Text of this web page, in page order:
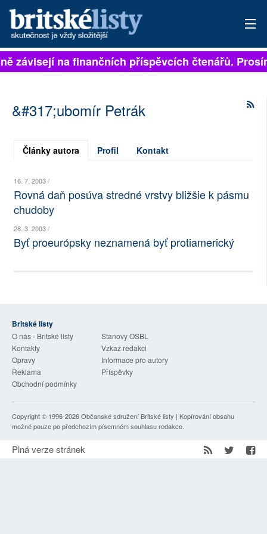
PŘIHLÁSIT
ARCHIV
ROZHOVORY
NEJČTENĚJŠÍ ZA 7 DNÍ
AUTOŘI
PLNÁ VERZE STRÁNEK
závisejí na finančních příspěvcích čtenářů.
&#317;ubomír Petrák
Články autora Profil Kontakt
16. 7. 2003 /
Rovná daň posúva stredné vrstvy bližšie k pásmu
chudoby
28. 3. 2003 /
Byť proeurópsky neznamená byť protiamerický
Britské listy
O nás - Britské listy
Stanovy OSBL
Kontakty
Vzkaz redakci
Opravy
Informace pro autory
Reklama
Příspěvky
Obchodní podmínky
Copyright © 1996-2026Občanské sdružení Britské listy | Kopírování obsahu
možné pouze po předchozím písemném souhlasu redakce.
Plná verze stránek